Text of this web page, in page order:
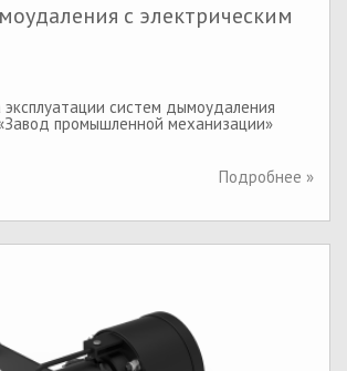
с электрическим
систем дымоудаления
промышленной механизации»
Подробнее »